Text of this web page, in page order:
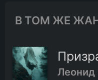
В ТОМ ЖЕ
Леонид